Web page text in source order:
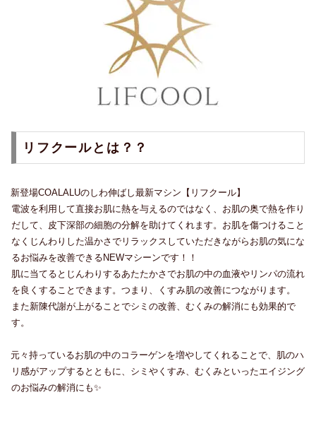
リフクールとは？？
新登場COALALUのしわ伸ばし最新マシン【リフクール】
電波を利用して直接お肌に熱を与えるのではなく、お肌の奥で熱を作り
だして、皮下深部の細胞の分解を助けてくれます。お肌を傷つけること
なくじんわりした温かさでリラックスしていただきながらお肌の気にな
るお悩みを改善できるNEWマシーンです！！
肌に当てるとじんわりするあたたかさでお肌の中の血液やリンパの流れ
を良くすることできます。つまり、くすみ肌の改善につながります。
また新陳代謝が上がることでシミの改善、むくみの解消にも効果的で
す。
元々持っているお肌の中のコラーゲンを増やしてくれることで、肌のハ
リ感がアップするとともに、シミやくすみ、むくみといったエイジング
のお悩みの解消にも✨